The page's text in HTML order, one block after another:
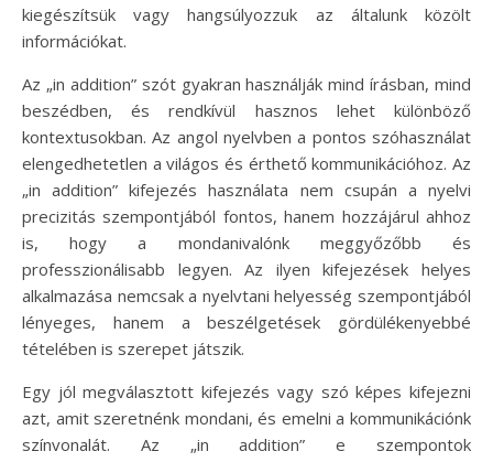
kiegészítsük vagy hangsúlyozzuk az általunk közölt
információkat.
Az „in addition” szót gyakran használják mind írásban, mind
beszédben, és rendkívül hasznos lehet különböző
kontextusokban. Az angol nyelvben a pontos szóhasználat
elengedhetetlen a világos és érthető kommunikációhoz. Az
„in addition” kifejezés használata nem csupán a nyelvi
precizitás szempontjából fontos, hanem hozzájárul ahhoz
is, hogy a mondanivalónk meggyőzőbb és
professzionálisabb legyen. Az ilyen kifejezések helyes
alkalmazása nemcsak a nyelvtani helyesség szempontjából
lényeges, hanem a beszélgetések gördülékenyebbé
tételében is szerepet játszik.
Egy jól megválasztott kifejezés vagy szó képes kifejezni
azt, amit szeretnénk mondani, és emelni a kommunikációnk
színvonalát. Az „in addition” e szempontok